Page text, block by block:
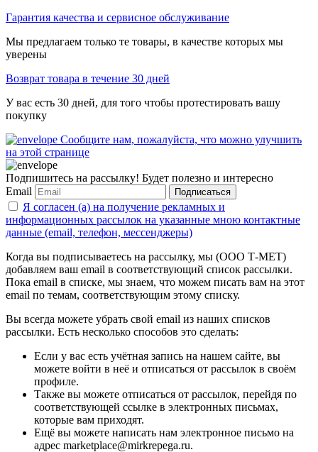
Гарантия качества и сервисное обслуживание
Мы предлагаем только те товары, в качестве которых мы
уверены
Возврат товара в течение 30 дней
У вас есть 30 дней, для того чтобы протестировать вашу
покупку
Сообщите нам, пожалуйста, что можно улучшить
на этой странице
Подпишитесь на рассылку! Будет полезно и интересно
Email
Подписаться
Я согласен (а) на получение рекламных и
информационных рассылок на указанные мною контактные
данные (email, телефон, мессенджеры)
Когда вы подписываетесь на рассылку, мы (ООО Т-МЕТ)
добавляем ваш email в соответствующий список рассылки.
Пока email в списке, мы знаем, что можем писать вам на этот
email по темам, соответствующим этому списку.
Вы всегда можете убрать свой email из наших списков
рассылки. Есть несколько способов это сделать:
Если у вас есть учётная запись на нашем сайте, вы
можете войти в неё и отписаться от рассылок в своём
профиле.
Также вы можете отписаться от рассылок, перейдя по
соответствующей ссылке в электронных письмах,
которые вам приходят.
Ещё вы можете написать нам электронное письмо на
адрес marketplace@mirkrepega.ru.